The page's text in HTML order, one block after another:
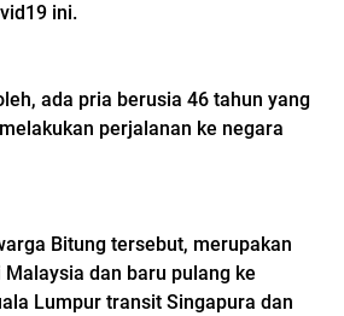
ini.
ada pria berusia 46 tahun yang
perjalanan ke negara
Bitung tersebut, merupakan
dan baru pulang ke
Lumpur transit Singapura dan